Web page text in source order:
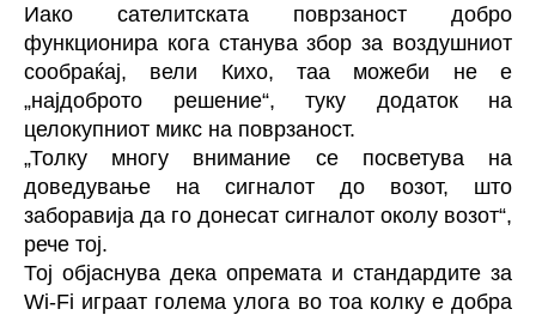
Иако сателитската поврзаност добро
функционира кога станува збор за воздушниот
сообраќај, вели Кихо, таа можеби не е
„најдоброто решение“, туку додаток на
целокупниот микс на поврзаност.
„Толку многу внимание се посветува на
доведување на сигналот до возот, што
заборавија да го донесат сигналот околу возот“,
рече тој.
Тој објаснува дека опремата и стандардите за
Wi-Fi играат голема улога во тоа колку е добра